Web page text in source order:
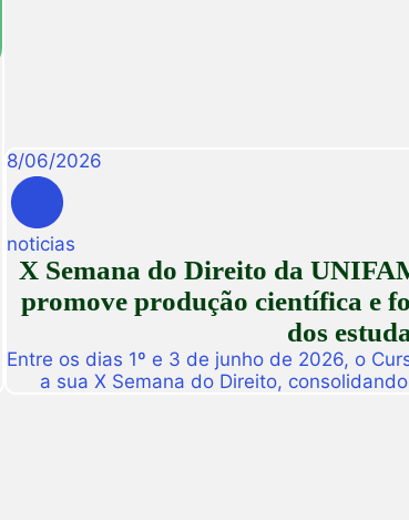
8/06/2026
noticias
X Semana do Direito da
promove produção científica e
dos
Entre os dias 1º e 3 de junho de 2026, o
a sua X Semana do Direito,